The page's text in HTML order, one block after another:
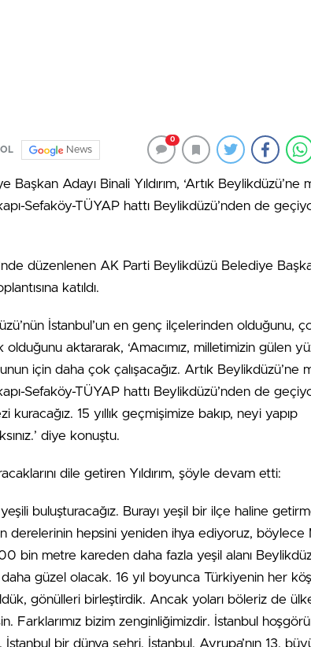
News
0
Adayı Binali Yıldırım, ‘Artık Beylikdüzü’ne
Sefaköy-TÜYAP hattı Beylikdüzü’nden de
düzenlenen AK Parti Beylikdüzü Belediye
katıldı.
İstanbul’un en genç ilçelerinden olduğunu,
aktararak, ‘Amacımız, milletimizin gülen
için daha çok çalışacağız. Artık Beylikdüzü’ne
Sefaköy-TÜYAP hattı Beylikdüzü’nden de
15 yıllık geçmişimize bakıp, neyi yapıp
diye konuştu.
dile getiren Yıldırım, şöyle devam etti:
buluşturacağız. Burayı yeşil bir ilçe haline
derelerinin hepsini yeniden ihya ediyoruz, böylece
bin metre kareden daha fazla yeşil alanı
güzel olacak. 16 yıl boyunca Türkiyenin her
gönülleri birleştirdik. Ancak yoları böleriz de
Farklarımız bizim zenginliğimizdir. İstanbul
bir dünya şehri. İstanbul, Avrupa’nın 13.